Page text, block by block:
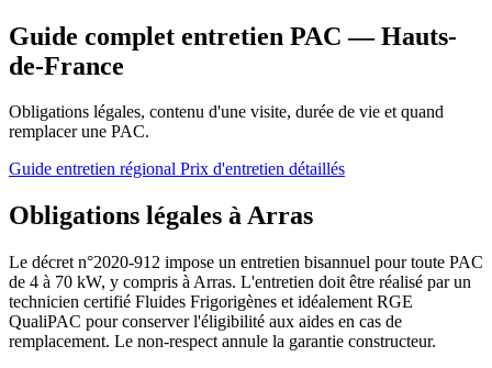
Guide complet entretien PAC — Hauts-
de-France
Obligations légales, contenu d'une visite, durée de vie et quand
remplacer une PAC.
Guide entretien régional Prix d'entretien détaillés
Obligations légales à Arras
Le décret n°2020-912 impose un entretien bisannuel pour toute PAC
de 4 à 70 kW, y compris à Arras. L'entretien doit être réalisé par un
technicien certifié Fluides Frigorigènes et idéalement RGE
QualiPAC pour conserver l'éligibilité aux aides en cas de
remplacement. Le non-respect annule la garantie constructeur.